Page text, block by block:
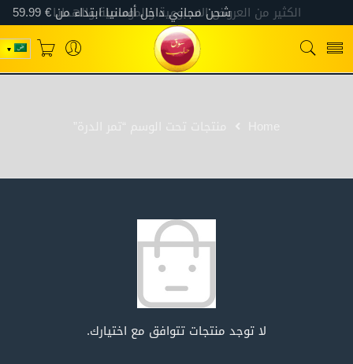
لا توجد منتجات تتوافق مع اختيارك.